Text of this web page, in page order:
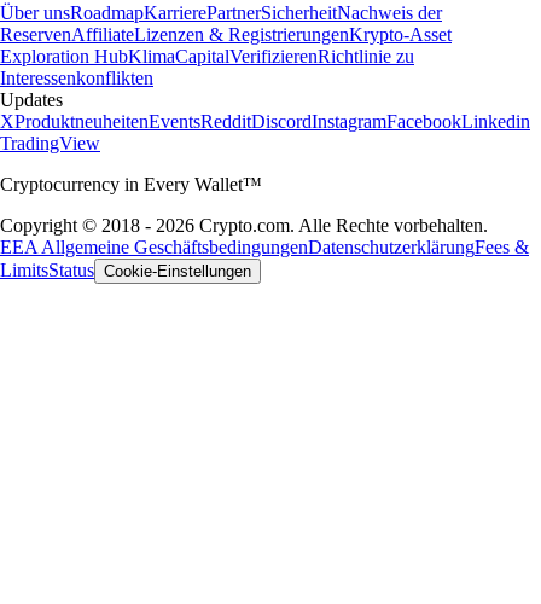
Über unsRoadmapKarrierePartnerSicherheitNachweis der
ReservenAffiliateLizenzen & RegistrierungenKrypto-Asset
Exploration HubKlimaCapitalVerifizierenRichtlinie zu
Interessenkonflikten
Updates
XProduktneuheitenEventsRedditDiscordInstagramFacebookLinkedin
TradingView
Cryptocurrency in Every Wallet™
Copyright © 2018 - 2026 Crypto.com. Alle Rechte vorbehalten.
EEA Allgemeine GeschäftsbedingungenDatenschutzerklärungFees &
LimitsStatus Cookie-Einstellungen